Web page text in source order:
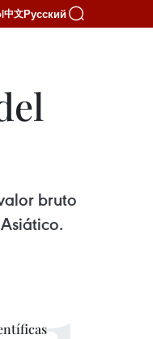
中文Русский
bruto